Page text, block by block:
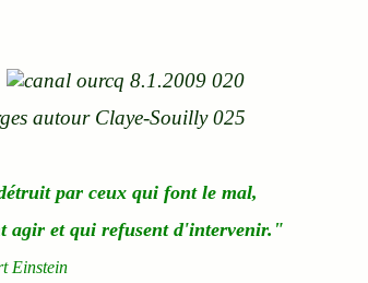
par ceux qui font le mal,
agir et qui refusent d'intervenir."
Einstein